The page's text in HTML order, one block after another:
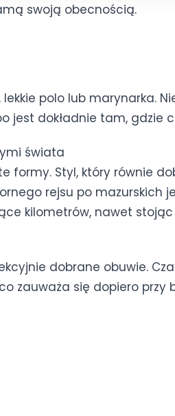
swoją obecnością.
polo lub marynarka.
jest dokładnie tam, gdzie
świata
formy. Styl, który równie
rejsu po mazurskich
kilometrów, nawet stojąc
dobrane obuwie.
zauważa się dopiero przy